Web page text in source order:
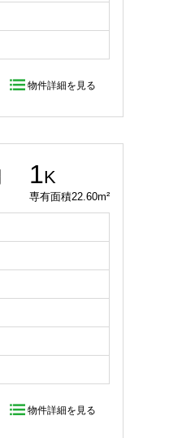
物件詳細を見る
1K
専有面積22.60m²
物件詳細を見る